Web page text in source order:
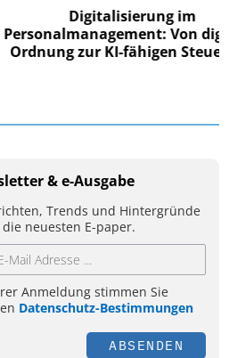
Digitalisierung im
Von digitaler
zur KI-fähigen Steuerung
& e-Ausgabe
Trends und Hintergründe
neuesten E-paper.
Anmeldung stimmen Sie
Datenschutz-Bestimmungen
ABSENDEN